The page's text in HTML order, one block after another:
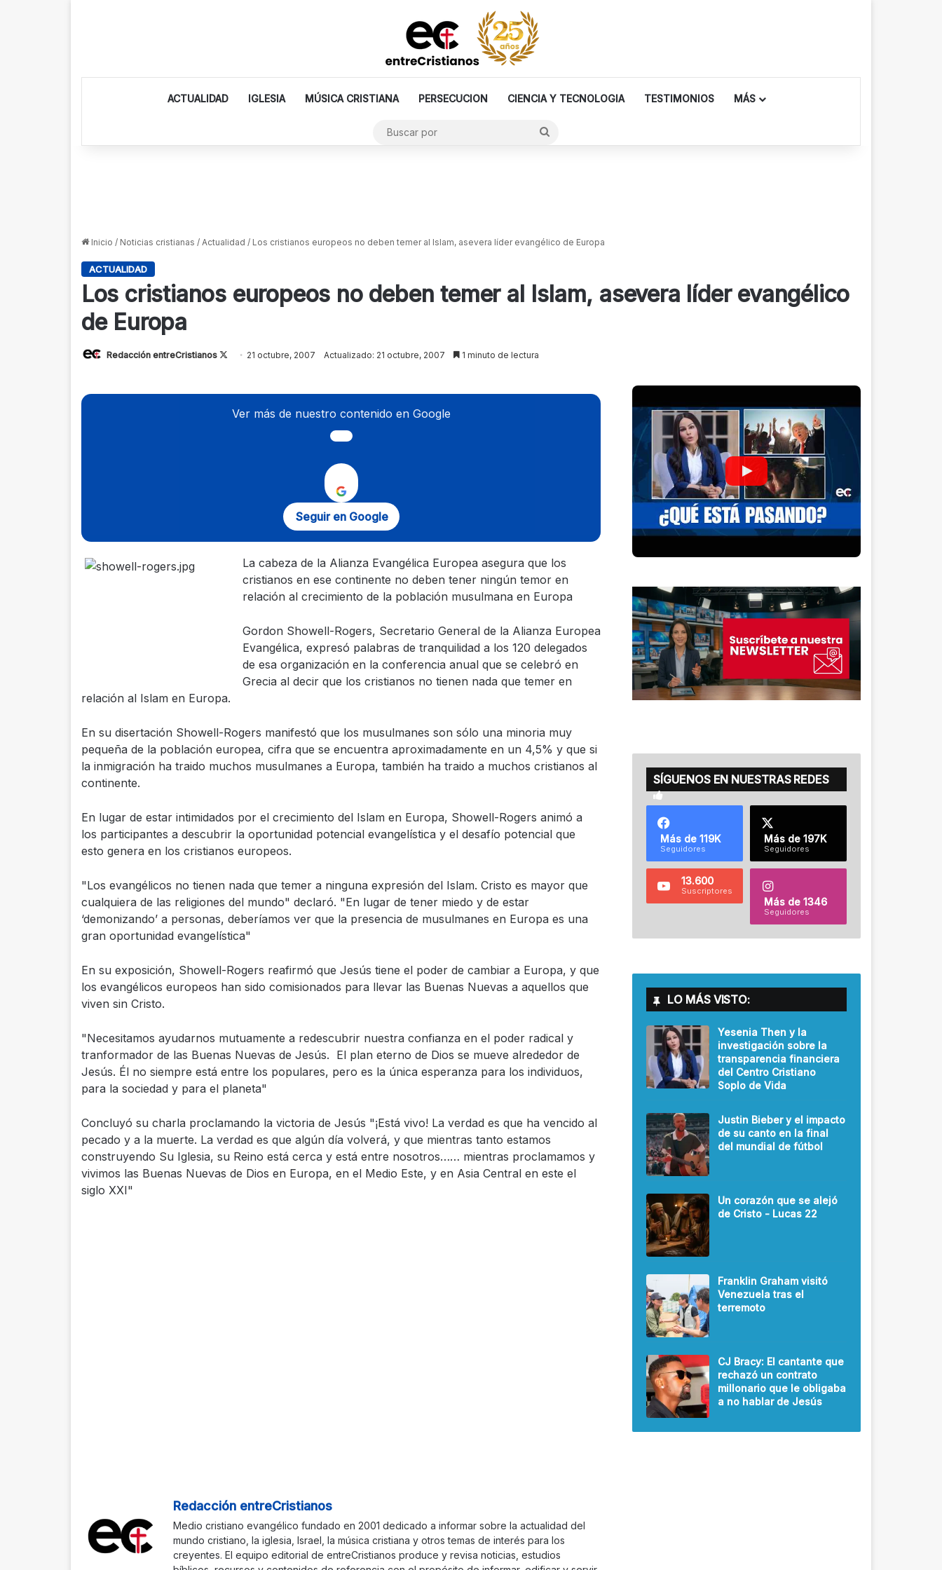
ACTUALIDAD IGLESIA MÚSICA CRISTIANA PERSECUCION CIENCIA Y TECNOLOGIA TESTIMONIOS MÁS
Inicio / Noticias cristianas / Actualidad / Los cristianos europeos no deben temer al Islam, asevera líder evangélico de Europa
ACTUALIDAD
Los cristianos europeos no deben temer al Islam, asevera líder evangélico
de Europa
Redacción entreCristianos
Follow21 octubre, 2007 Actualizado: 21 octubre, 2007 1 minuto de lectura
Ver más de nuestro contenido en Google
Seguir en Google
La cabeza de la Alianza Evangélica Europea asegura que los
cristianos en ese continente no deben tener ningún temor en
relación al crecimiento de la población musulmana en Europa
Gordon Showell-Rogers, Secretario General de la Alianza Europea
Evangélica, expresó palabras de tranquilidad a los 120 delegados
de esa organización en la conferencia anual que se celebró en
Grecia al decir que los cristianos no tienen nada que temer en
relación al Islam en Europa.
En su disertación Showell-Rogers manifestó que los musulmanes son sólo una minoria muy
pequeña de la población europea, cifra que se encuentra aproximadamente en un 4,5% y que si
la inmigración ha traido muchos musulmanes a Europa, también ha traido a muchos cristianos al
continente.
En lugar de estar intimidados por el crecimiento del Islam en Europa, Showell-Rogers animó a
los participantes a descubrir la oportunidad potencial evangelística y el desafío potencial que
esto genera en los cristianos europeos.
"Los evangélicos no tienen nada que temer a ninguna expresión del Islam. Cristo es mayor que
cualquiera de las religiones del mundo" declaró. "En lugar de tener miedo y de estar
‘demonizando’ a personas, deberíamos ver que la presencia de musulmanes en Europa es una
gran oportunidad evangelística"
En su exposición, Showell-Rogers reafirmó que Jesús tiene el poder de cambiar a Europa, y que
los evangélicos europeos han sido comisionados para llevar las Buenas Nuevas a aquellos que
viven sin Cristo.
"Necesitamos ayudarnos mutuamente a redescubrir nuestra confianza en el poder radical y
tranformador de las Buenas Nuevas de Jesús. El plan eterno de Dios se mueve alrededor de
Jesús. Él no siempre está entre los populares, pero es la única esperanza para los individuos,
para la sociedad y para el planeta"
Concluyó su charla proclamando la victoria de Jesús "¡Está vivo! La verdad es que ha vencido al
pecado y a la muerte. La verdad es que algún día volverá, y que mientras tanto estamos
construyendo Su Iglesia, su Reino está cerca y está entre nosotros…… mientras proclamamos y
vivimos las Buenas Nuevas de Dios en Europa, en el Medio Este, y en Asia Central en este el
siglo XXI"
Redacción entreCristianos
Medio cristiano evangélico fundado en 2001 dedicado a informar sobre la actualidad del
mundo cristiano, la iglesia, Israel, la música cristiana y otros temas de interés para los
creyentes. El equipo editorial de entreCristianos produce y revisa noticias, estudios
SÍGUENOS EN NUESTRAS REDES
Más de 119K
Seguidores
Más de 197K
Seguidores
13.600
Suscriptores
Más de 1346
Seguidores
LO MÁS VISTO:
Yesenia Then y la
investigación sobre la
transparencia financiera
del Centro Cristiano
Soplo de Vida
Justin Bieber y el impacto
de su canto en la final
del mundial de fútbol
Un corazón que se alejó
de Cristo - Lucas 22
Franklin Graham visitó
Venezuela tras el
terremoto
CJ Bracy: El cantante que
rechazó un contrato
millonario que le obligaba
a no hablar de Jesús